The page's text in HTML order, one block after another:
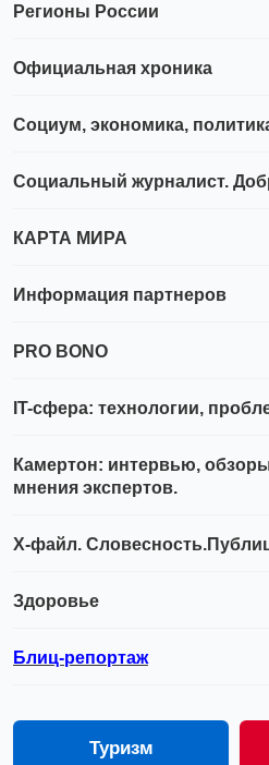
Регионы России
Официальная хроника
Социум, экономика,
Социальный журналист.
КАРТА МИРА
Информация партнеров
PRO BONO
IT-сфера: технологии,
Камертон: интервью,
мнения экспертов.
Х-файл.
Здоровье
Блиц-репортаж
Туризм